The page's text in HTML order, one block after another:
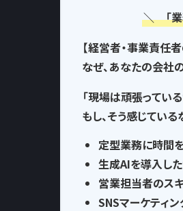
＼ 「業
【経営者・事業責任
なぜ、あなたの会社
「現場は頑張ってい
もし、そう感じている
定型業務に時間
生成AIを導入し
営業担当者のス
SNSマーケティン